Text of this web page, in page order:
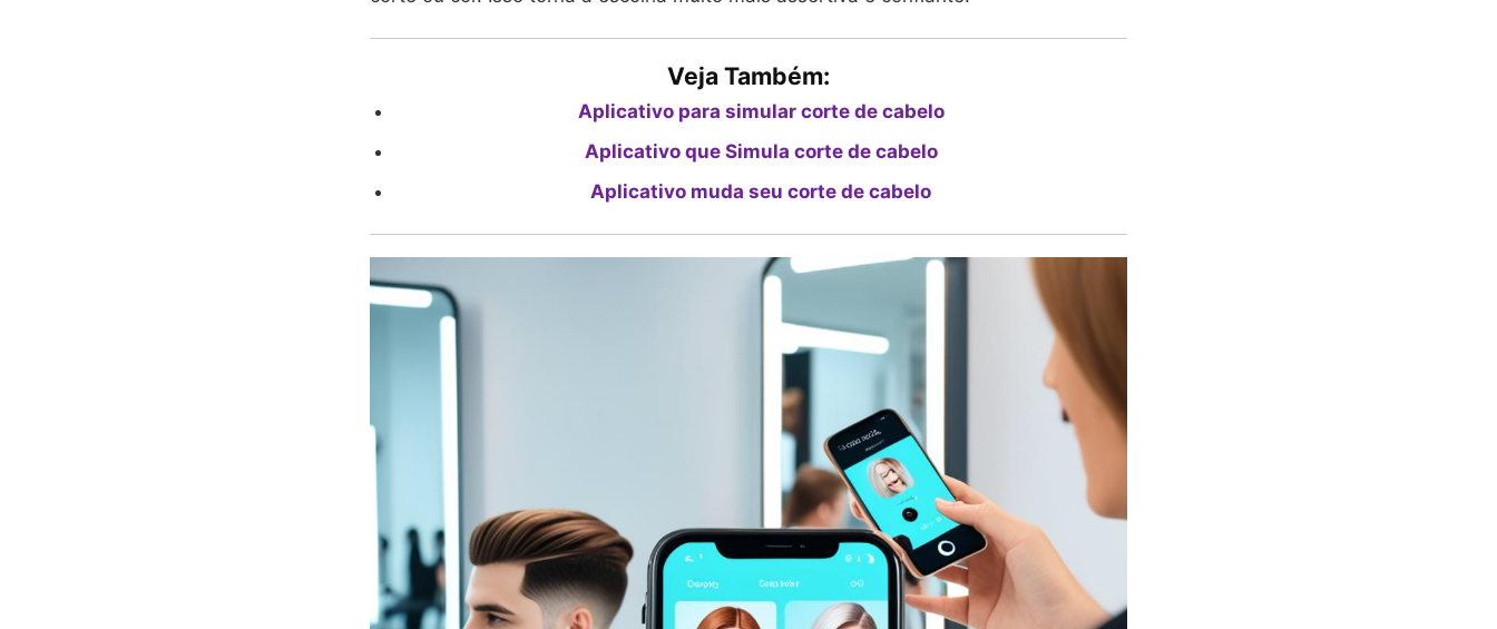
Veja Também:
Aplicativo para simular corte de cabelo
Aplicativo que Simula corte de cabelo
Aplicativo muda seu corte de cabelo